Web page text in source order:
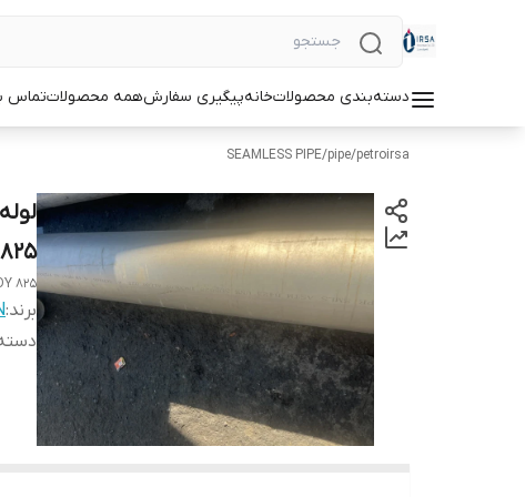
دسته‌بندی محصولاتخانهپیگیری سفارشهمه محصولاتتماس
petroirsa
/
pipe
/
SEAMLESS PIPE
825
برند: